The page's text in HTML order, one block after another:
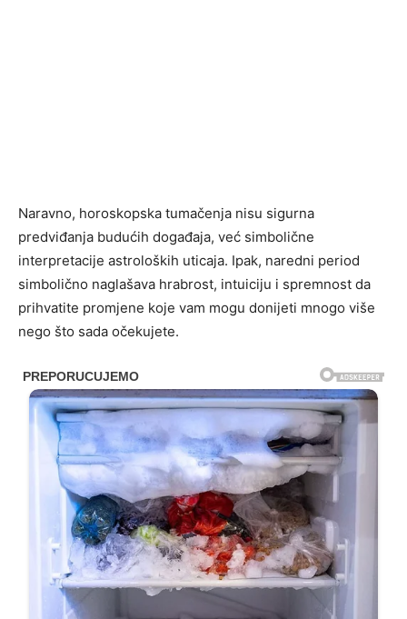
Naravno, horoskopska tumačenja nisu sigurna
predviđanja budućih događaja, već simbolične
interpretacije astroloških uticaja. Ipak, naredni period
simbolično naglašava hrabrost, intuiciju i spremnost da
prihvatite promjene koje vam mogu donijeti mnogo više
nego što sada očekujete.